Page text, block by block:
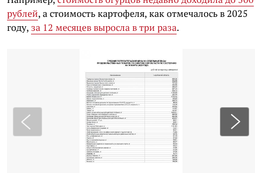
рублей, а стоимость картофеля, как отмечалось в 2025
году, за 12 месяцев выросла в три раза.